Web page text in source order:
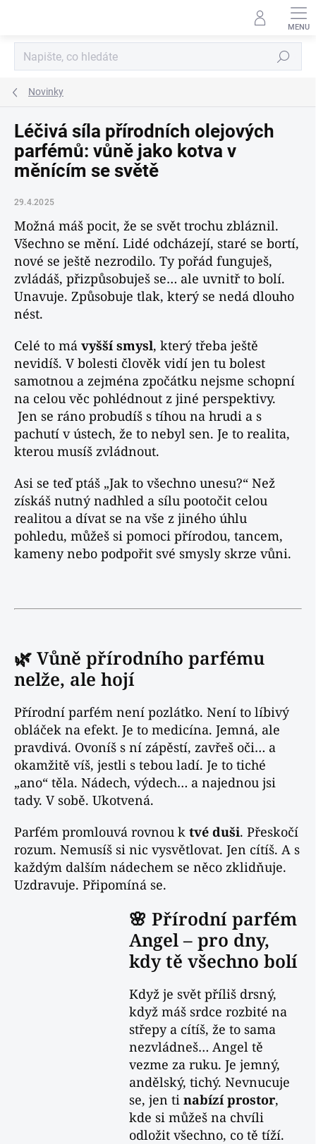
Hledat
Novinky
Léčivá síla přírodních olejových
parfémů: vůně jako kotva v
měnícím se světě
29.4.2025
Možná máš pocit, že se svět trochu zbláznil.
Všechno se mění. Lidé odcházejí, staré se bortí,
nové se ještě nezrodilo. Ty pořád funguješ,
zvládáš, přizpůsobuješ se… ale uvnitř to bolí.
Unavuje. Způsobuje tlak, který se nedá dlouho
nést.
Celé to má vyšší smysl, který třeba ještě
nevidíš. V bolesti člověk vidí jen tu bolest
samotnou a zejména zpočátku nejsme schopní
na celou věc pohlédnout z jiné perspektivy.
Jen se ráno probudíš s tíhou na hrudi a s
pachutí v ústech, že to nebyl sen. Je to realita,
kterou musíš zvládnout.
Asi se teď ptáš „Jak to všechno unesu?“ Než
získáš nutný nadhled a sílu pootočit celou
realitou a dívat se na vše z jiného úhlu
pohledu, můžeš si pomoci přírodou, tancem,
kameny nebo podpořit své smysly skrze vůni.
🌿 Vůně přírodního parfému
nelže, ale hojí
Přírodní parfém není pozlátko. Není to líbivý
obláček na efekt. Je to medicína. Jemná, ale
pravdivá. Ovoníš s ní zápěstí, zavřeš oči… a
okamžitě víš, jestli s tebou ladí. Je to tiché
„ano“ těla. Nádech, výdech… a najednou jsi
tady. V sobě. Ukotvená.
Parfém promlouvá rovnou k tvé duši. Přeskočí
rozum. Nemusíš si nic vysvětlovat. Jen cítíš. A s
každým dalším nádechem se něco zklidňuje.
Uzdravuje. Připomíná se.
🌸 Přírodní parfém
Angel – pro dny,
kdy tě všechno bolí
Když je svět příliš drsný,
když máš srdce rozbité na
střepy a cítíš, že to sama
nezvládneš… Angel tě
vezme za ruku. Je jemný,
andělský, tichý. Nevnucuje
se, jen tinabízí prostor,
kde si můžeš na chvíli
odložit všechno, co tě tíží.